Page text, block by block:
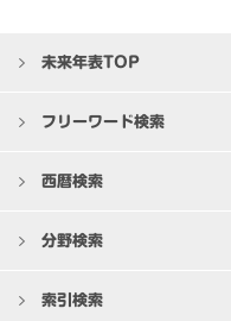
未来年表TOP
フリーワード検索
西暦検索
分野検索
索引検索